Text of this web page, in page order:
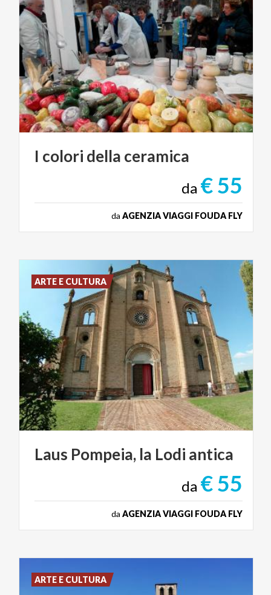
I colori della ceramica
da € 55
da AGENZIA VIAGGI FOUDA FLY
Laus Pompeia, la Lodi antica
da € 55
da AGENZIA VIAGGI FOUDA FLY
ARTE E CULTURA
ARTE E CULTURA